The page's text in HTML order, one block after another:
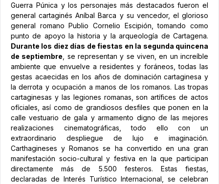
Guerra Púnica y los personajes más destacados fueron el
general cartaginés Aníbal Barca y su vencedor, el glorioso
general romano Publio Cornelio Escipión, tomando como
punto de apoyo la historia y la arqueología de Cartagena.
Durante los diez días de fiestas en la segunda quincena
de septiembre , se representan y se viven, en un increíble
ambiente que envuelve a residentes y foráneos, todas las
gestas acaecidas en los años de dominación cartaginesa y
la derrota y ocupación a manos de los romanos. Las tropas
cartaginesas y las legiones romanas, son artífices de actos
ofíciales, así como de grandiosos desfiles que ponen en la
calle vestuario de gala y armamento digno de las mejores
realizaciones cinematográficas, todo ello con un
extraordinario despliegue de lujo e imaginación.
Carthagineses y Romanos se ha convertido en una gran
manifestación socio-cultural y festiva en la que participan
directamente más de 5.500 festeros. Estas fiestas,
declaradas de Interés Turístico Internacional, se celebran